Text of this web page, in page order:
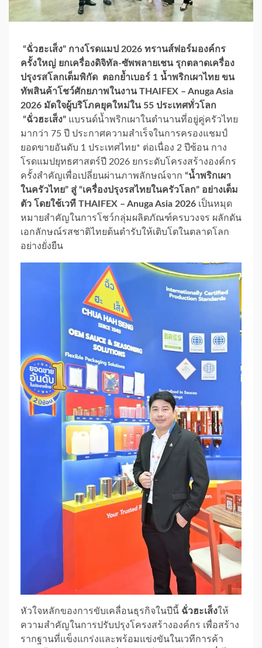
“ฉั่วฮะเส็ง” กางโรดแมป 2026 ทรานส์ฟอร์มองค์กร
ครั้งใหญ่ ยกเครื่องดิจิทัล-ซัพพลายเชน รุกตลาดเครื่อง
ปรุงรสโลกเต็มพิกัด ตอกย้ำเบอร์ 1 น้ำพริกเผาไทย ขน
ทัพสินค้าโชว์ศักยภาพในงาน THAIFEX – Anuga Asia
2026 มัดใจผู้บริโภคยุคใหม่ใน 55 ประเทศทั่วโลก
“ฉั่วฮะเส็ง” แบรนด์น้ำพริกเผาในตำนานที่อยู่คู่ครัวไทย
มากว่า 75 ปี ประกาศความสำเร็จในการครองแชมป์
ยอดขายอันดับ 1 ประเทศไทย* ต่อเนื่อง 2 ปีซ้อน กาง
โรดแมปยุทธศาสตร์ปี 2026 ยกระดับโครงสร้างองค์กร
ครั้งสำคัญเพื่อเปลี่ยนผ่านภาพลักษณ์จาก “น้ำพริกเผา
ในครัวไทย” สู่ “เครื่องปรุงรสไทยในครัวโลก” อย่างเต็ม
ตัว โดยใช้เวที THAIFEX – Anuga Asia 2026 เป็นหมุด
หมายสำคัญในการโชว์กลุ่มผลิตภัณฑ์ครบวงจร ผลักดัน
เอกลักษณ์รสชาติไทยต้นตำรับให้เติบโตในตลาดโลก
อย่างยั่งยืน
หัวใจหลักของการขับเคลื่อนธุรกิจในปีนี้ ฉั่วฮะเส็งให้
ความสำคัญในการปรับปรุงโครงสร้างองค์กร เพื่อสร้าง
รากฐานที่แข็งแกร่งและพร้อมแข่งขันในเวทีการค้า